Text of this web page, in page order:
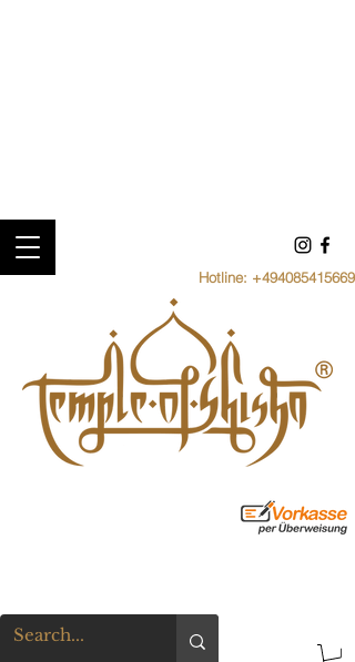
Hotline: +494085415669